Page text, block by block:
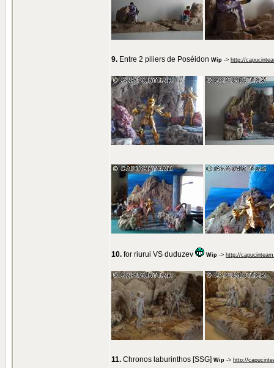
9. Entre 2 piliers de Poséidon Wip -> http://
10. for riurui VS duduzev Wip -> http://
11. Chronos laburinthos [SSG] Wip -> http://